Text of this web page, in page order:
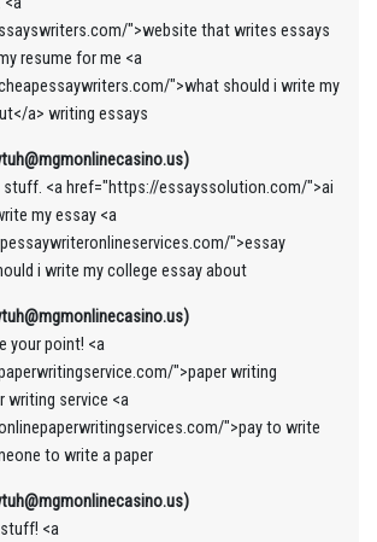
">website that writes essays
resume for me <a
">what should i write my
a> writing essays
stuff. <a href="https://essayssolution.com/">ai
my essay <a
">essay
i write my college essay about
your point! <a
">paper writing
writing service <a
">pay to write
to write a paper
<a